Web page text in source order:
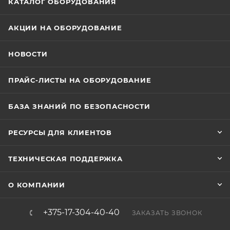
АКЦИИ НА ОБОРУДОВАНИЕ
НОВОСТИ
ПРАЙС-ЛИСТЫ НА ОБОРУДОВАНИЕ
БАЗА ЗНАНИЙ ПО БЕЗОПАСНОСТИ
РЕСУРСЫ ДЛЯ КЛИЕНТОВ
ТЕХНИЧЕСКАЯ ПОДДЕРЖКА
О КОМПАНИИ
+375-17-304-40-40 ЗАКАЗАТЬ ЗВОНОК